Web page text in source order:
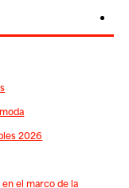
2026
el marco de la